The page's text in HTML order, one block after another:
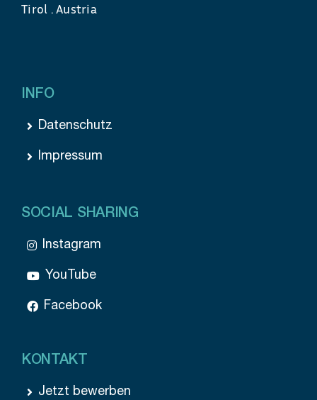
Tirol . Austria
INFO
Datenschutz
Impressum
SOCIAL SHARING
Instagram
YouTube
Facebook
KONTAKT
Jetzt bewerben